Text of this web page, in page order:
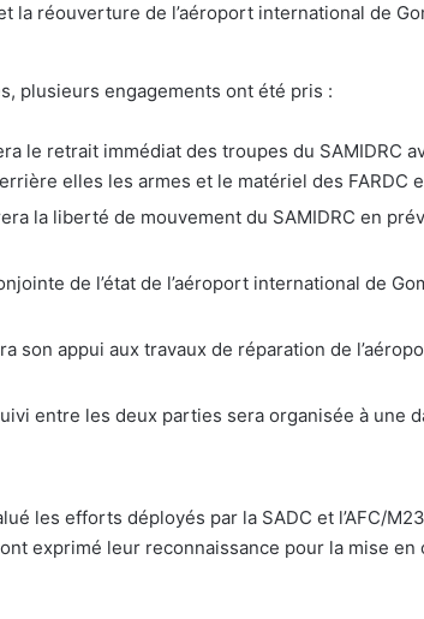
la réouverture de l’aéroport international de
plusieurs engagements ont été pris :
le retrait immédiat des troupes du SAMIDRC
elles les armes et le matériel des FARDC
la liberté de mouvement du SAMIDRC en
de l’état de l’aéroport international de
son appui aux travaux de réparation de
entre les deux parties sera organisée à une
les efforts déployés par la SADC et l’AFC/
exprimé leur reconnaissance pour la mise